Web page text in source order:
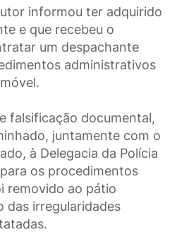
informou ter adquirido
e que recebeu o
um despachante
administrativos
falsificação documental,
juntamente com o
à Delegacia da Polícia
os procedimentos
removido ao pátio
das irregularidades